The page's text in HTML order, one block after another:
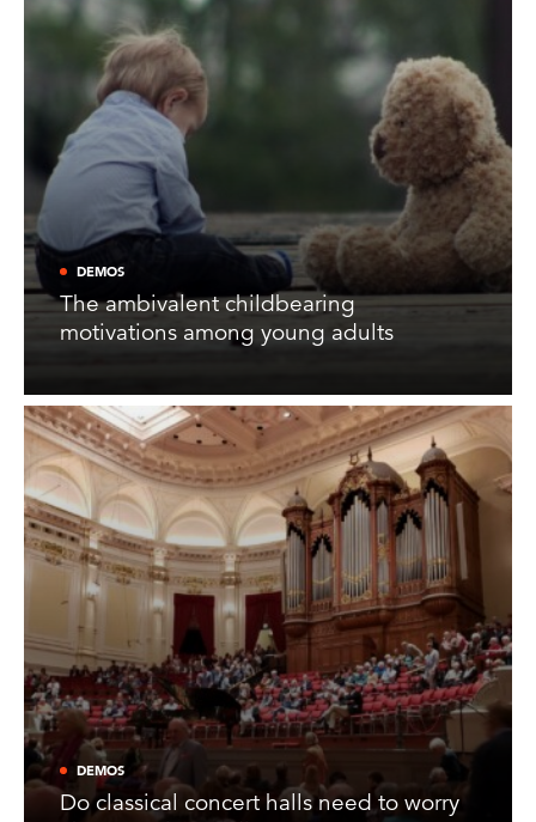
DEMOS
The ambivalent childbearing
motivations among young adults
DEMOS
Do classical concert halls need to worry